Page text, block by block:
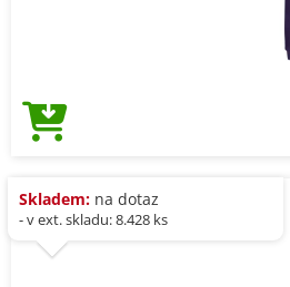
Skladem: na dotaz
- v ext. skladu: 8.428 ks